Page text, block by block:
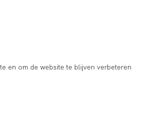
en om de website te blijven verbeteren